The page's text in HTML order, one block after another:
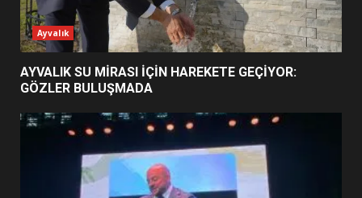
2
ESA 2026’DA TÜRK BAHARATI
NEYİ TEMSİL ETTİ?
EİB’DE KRİTİK ATAMA:
SÜRDÜRÜLEBİLİRLİKTE NE
DEĞİŞECEK?
Ayvalık
AYVALIK SU MİRASI İÇİN HAREKETE GEÇİYOR:
GÖZLER BULUŞMADA